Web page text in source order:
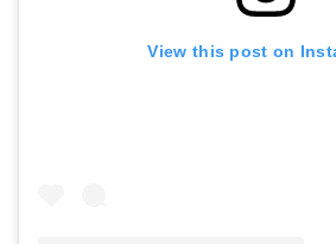
View this post on